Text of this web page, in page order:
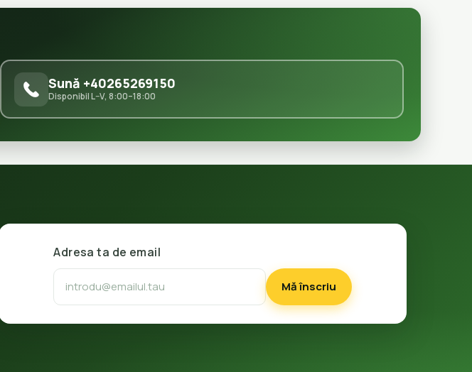
Sună +40265269150
Disponibil L–V, 8:00–18:00
Adresa ta de email
Mă înscriu